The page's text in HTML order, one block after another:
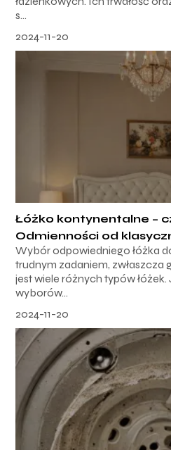
s...
2024-11-20
Łóżko kontynentalne –
Odmienności od
Wybór odpowiedniego łóżka
trudnym zadaniem, zwłaszcza
jest wiele różnych typów
wyborów...
2024-11-20